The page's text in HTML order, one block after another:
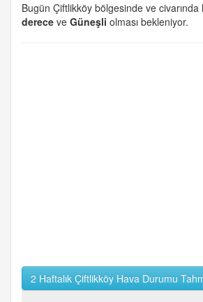
Bugün Çiftlikköy bölgesinde ve civarında
derece ve Güneşli olması bekleniyor.
2 Haftalık Çiftlikköy Hava Durumu